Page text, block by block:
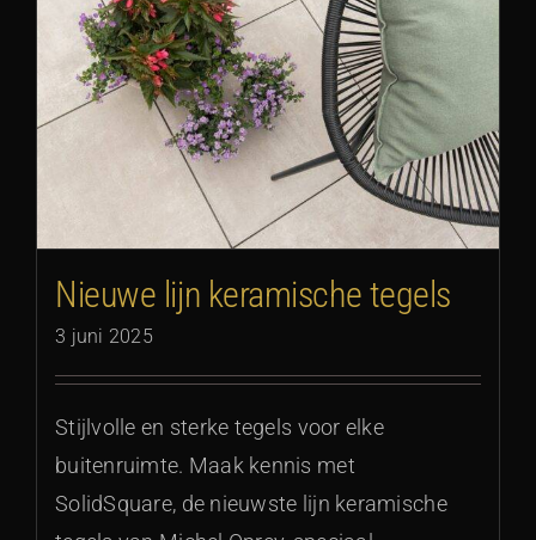
Nieuwe lijn keramische tegels
3 juni 2025
Stijlvolle en sterke tegels voor elke
buitenruimte. Maak kennis met
SolidSquare, de nieuwste lijn keramische